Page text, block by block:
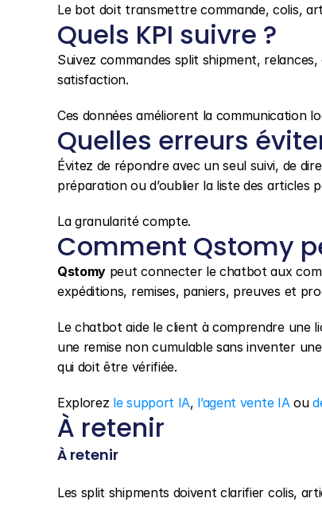
Le bot doit transmettre commande, colis,
Quels KPI suivre ?
Suivez commandes split shipment,
satisfaction.
Ces données améliorent la communication
Quelles erreurs
Évitez de répondre avec un seul suivi, de
préparation ou d’oublier la liste des articles
La granularité compte.
Comment Qstomy
Qstomy peut connecter le chatbot aux
expéditions, remises, paniers, preuves et
Le chatbot aide le client à comprendre une
une remise non cumulable sans inventer
qui doit être vérifiée.
Explorez le support IA, l’agent vente IA ou
À retenir
À retenir
Les split shipments doivent clarifier colis,